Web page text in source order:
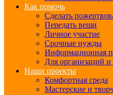
Как помочь
Сделать
Передать вещи
Личное участие
Срочные нужды
Информационная
Для организаций и
Наши проекты
Комфортная среда
Мастерские и